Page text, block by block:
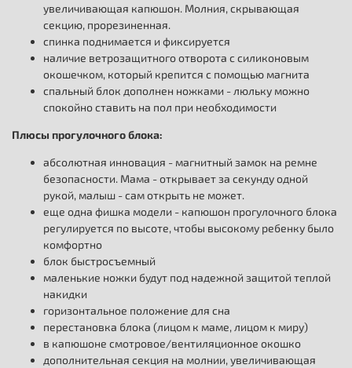
увеличивающая капюшон. Молния, скрывающая
секцию, прорезиненная.
спинка поднимается и фиксируется
наличие ветрозащитного отворота с силиконовым
окошечком, который крепится с помощью магнита
спальный блок дополнен ножками - люльку можно
спокойно ставить на пол при необходимости
Плюсы прогулочного блока:
абсолютная инновация - магнитный замок на ремне
безопасности. Мама - открывает за секунду одной
рукой, малыш - сам открыть не может.
еще одна фишка модели - капюшон прогулочного блока
регулируется по высоте, чтобы высокому ребенку было
комфортно
блок быстросъемный
маленькие ножки будут под надежной защитой теплой
накидки
горизонтальное положение для сна
перестановка блока (лицом к маме, лицом к миру)
в капюшоне смотровое/вентиляционное окошко
дополнительная секция на молнии, увеличивающая